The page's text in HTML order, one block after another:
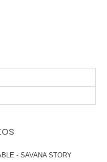
- SAVANA STORY